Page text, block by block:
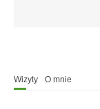
Wizyty O mnie